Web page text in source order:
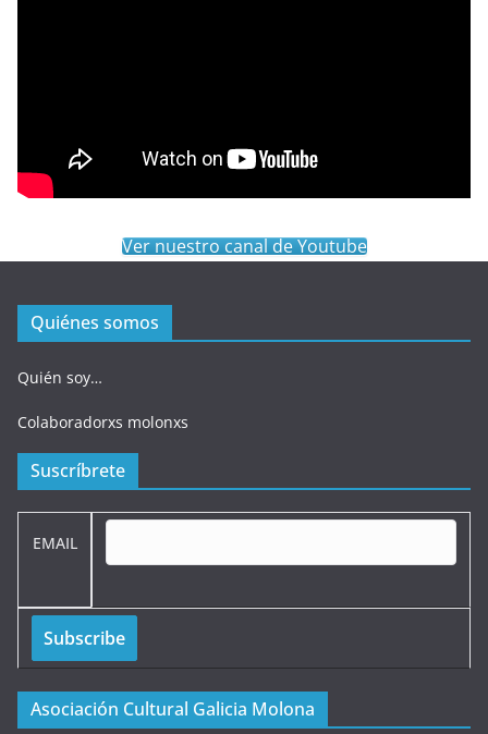
Ver nuestro canal de Youtube
Quiénes somos
Quién soy…
Colaboradorxs molonxs
Suscríbrete
EMAIL
Asociación Cultural Galicia Molona